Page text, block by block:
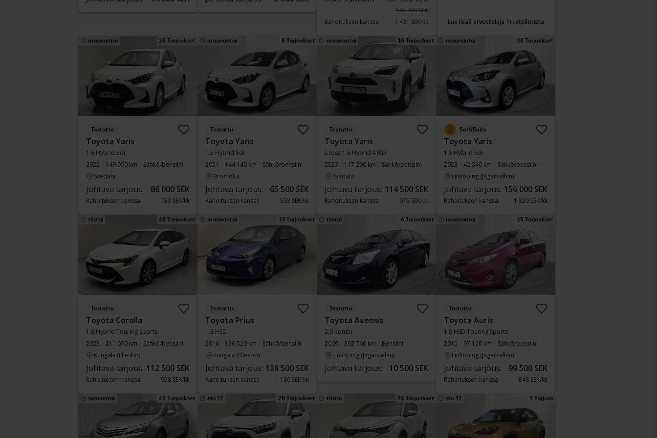
175 900 SEK
Rahoituksen kanssa
1 431 SEK/kk Lue lisää arvosteluja Trustpilotista
maanantai 26 Tarjoukset
Testattu
Toyota Yaris
1.5 Hybrid 5dr
2022
149 990 km
Sähkö/bensiini
Svedala
Johtava tarjous: 86 000 SEK
Rahoituksen kanssa 733 SEK/kk
maanantai 8 Tarjoukset
Testattu
Toyota Yaris
1.5 Hybrid 5dr
2021
144 140 km
Sähkö/bensiini
Bromölla
Johtava tarjous: 65 500 SEK
Rahoituksen kanssa 558 SEK/kk
maanantai 10 Tarjoukset
Testattu
Toyota Yaris
Cross 1.5 Hybrid AWD
2023
117 200 km
Sähkö/bensiini
Svedala
Johtava tarjous: 114 500 SEK
Rahoituksen kanssa 976 SEK/kk
maanantai 18 Tarjoukset
Sertifioitu
Toyota Yaris
1.5 Hybrid 5dr
2023
42 340 km
Sähkö/bensiini
Linköping (Jägarvallen)
Johtava tarjous: 156 000 SEK
Rahoituksen kanssa 1 329 SEK/kk
tiistai 48 Tarjoukset
Testattu
Toyota Corolla
1.8 Hybrid Touring Sports
2023
211 070 km
Sähkö/bensiini
Kungälv (Ellesbo)
Johtava tarjous: 112 500 SEK
Rahoituksen kanssa 958 SEK/kk
maanantai 17 Tarjoukset
Testattu
Toyota Prius
1.8 HSD
2016
136 520 km
Sähkö/bensiini
Kungälv (Ellesbo)
Johtava tarjous: 138 500 SEK
Rahoituksen kanssa 1 180 SEK/kk
tiistai 6 Tarjoukset
Testattu
Toyota Avensis
2.0 Kombi
2009
302 760 km
Bensiini
Linköping (Jägarvallen)
Johtava tarjous: 10 500 SEK
maanantai 13 Tarjoukset
Testattu
Toyota Auris
1.8 HSD Touring Sports
2015
97 120 km
Sähkö/bensiini
Linköping (Jägarvallen)
Johtava tarjous: 99 500 SEK
Rahoituksen kanssa 848 SEK/kk
sunnuntai 49 Tarjoukset elo 12 20 Tarjoukset tiistai 24 Tarjoukset elo 12 1 Tarjous